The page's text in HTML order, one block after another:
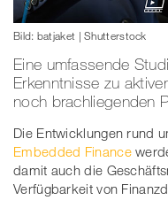
Bild: batjaket | Shutterstock
Eine umfassende
Erkenntnisse zu
noch brachliegenden
Die Entwicklungen rund
Embedded Finance
damit auch die
Verfügbarkeit von